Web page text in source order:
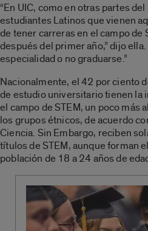
“En UIC, como en otras partes
estudiantes Latinos que vienen
de tener carreras en el campo de
después del primer año,” dijo
especialidad o no graduarse.”
Nacionalmente, el 42 por ciento
de estudio universitario tienen la
el campo de STEM, un poco más
los grupos étnicos, de acuerdo
Ciencia. Sin Embargo, reciben
títulos de STEM, aunque forman
población de 18 a 24 años de